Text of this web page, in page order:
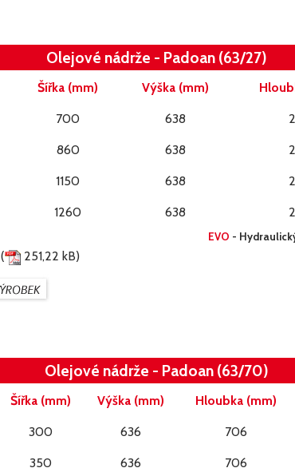
Olejové nádrže - Padoan (63/27)
Šířka (mm) Výška (mm)
700 638
860 638
1150 638
1260 638
EVO -
( 251,22 kB)
Olejové nádrže - Padoan (63/70)
Šířka (mm) Výška (mm) Hloubka (mm)
300 636 706
350 636 706